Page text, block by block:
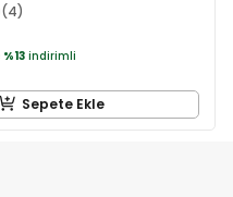
4
%13 indirimli
Sepete Ekle